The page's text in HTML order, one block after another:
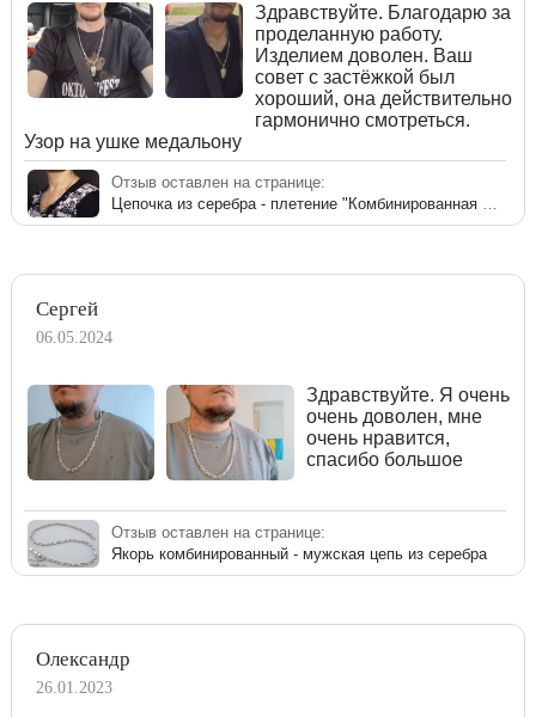
Здравствуйте. Благодарю за
проделанную работу.
Изделием доволен. Ваш
совет с застёжкой был
хороший, она действительно
гармонично смотреться.
Узор на ушке медальону
Отзыв оставлен на странице:
Сергей
06.05.2024
Здравствуйте. Я очень
очень доволен, мне
очень нравится,
спасибо большое
Отзыв оставлен на странице:
Якорь комбинированный - мужская цепь из серебра
Олександр
26.01.2023